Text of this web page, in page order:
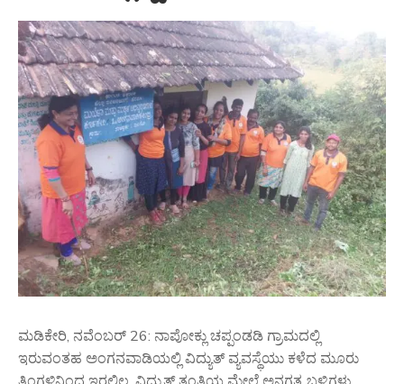
ಮಡಿಕೇರಿ, ನವೆಂಬರ್ 26: ನಾಪೋಕ್ಲು ಚಪ್ಪಂಡಡಿ ಗ್ರಾಮದಲ್ಲಿ
ಇರುವಂತಹ ಅಂಗನವಾಡಿಯಲ್ಲಿ ವಿದ್ಯುತ್ ವ್ಯವಸ್ಥೆಯು ಕಳೆದ ಮೂರು